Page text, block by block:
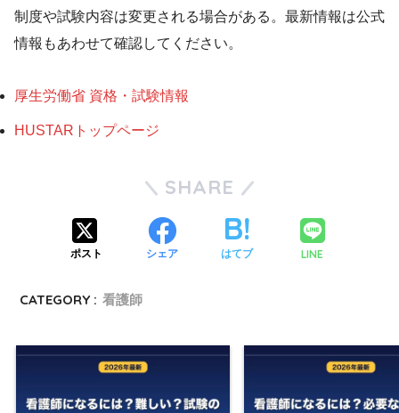
制度や試験内容は変更される場合がある。最新情報は公式
情報もあわせて確認してください。
厚生労働省 資格・試験情報
HUSTARトップページ
SHARE
ポスト シェア はてブ LINE
CATEGORY : 看護師